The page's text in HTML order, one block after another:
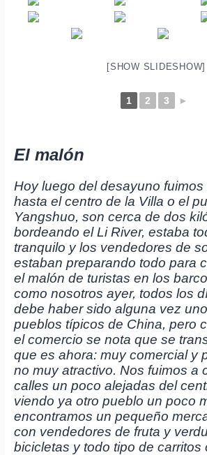
[SHOW SLIDESHOW]
1 2 3 ►
El malón
Hoy luego del desayuno
hasta el centro de la Villa o el
Yangshuo, son cerca de dos
bordeando el Li River, estaba
tranquilo y los vendedores de
estaban preparando todo para
el malón de turistas en los
como nosotros ayer, todos los
debe haber sido alguna vez
pueblos típicos de China, pero
el comercio se nota que se
que es ahora: muy comercial y
no muy atractivo. Nos fuimos a
calles un poco alejadas del
viendo ya otro pueblo un poco
encontramos un pequeño
con vendedores de fruta y
bicicletas y todo tipo de carritos